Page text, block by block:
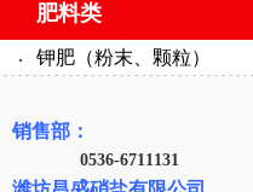
肥料类
钾肥（粉末、颗粒）
销售部：
0536-6711131